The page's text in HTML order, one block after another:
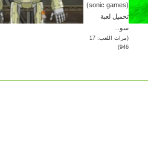
(sonic games)
تحميل لعبة
سو...
(مرات اللعب: 17
946)